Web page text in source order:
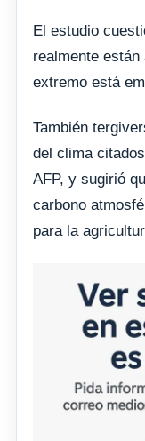
El estudio
realmente
extremo está
También
del clima
AFP, y sugirió
carbono
para la